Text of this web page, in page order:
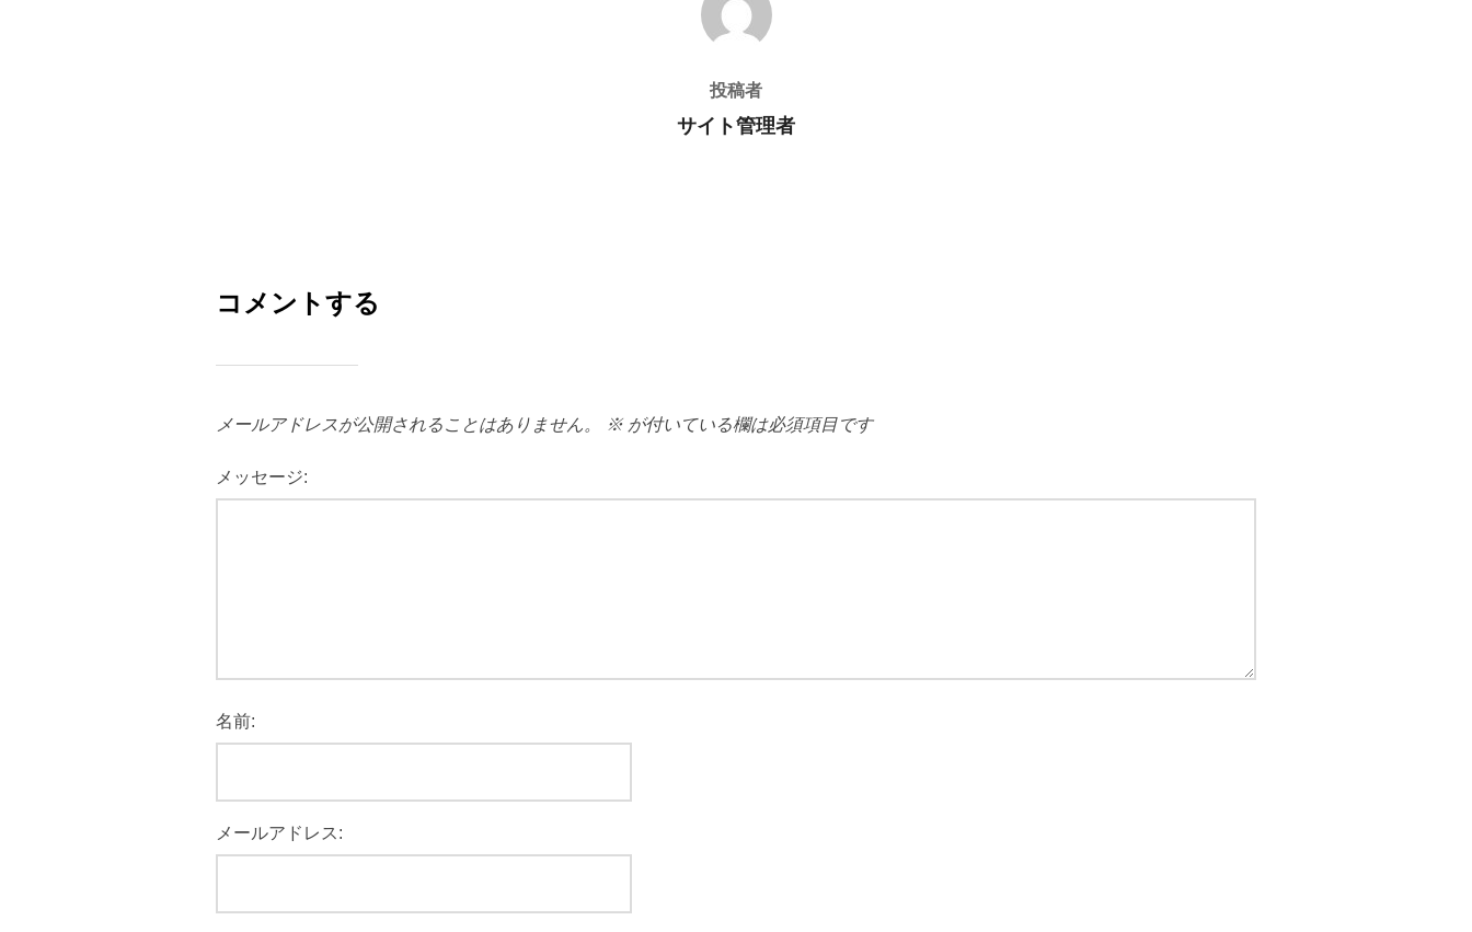
投稿者
サイト管理者
コメントする
メールアドレスが公開されることはありません。 ※ が付いている欄は必須項目です
メッセージ:
名前:
メールアドレス: